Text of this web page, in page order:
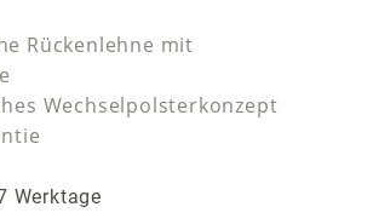
Rückenlehne mit
Wechselpolsterkonzept
Werktage